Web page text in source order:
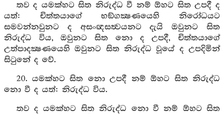
තව ද යමක්හට සිත නිරුද්ධ වී නම් ඕහට සිත උපදී ද
යත්: චිත්තයාගේ භඞ්ගක්‍ෂණයෙහි නිරෝධයට
සමවන්නවුනට ද අසංඥසත්‍වයනට දැයි ඔවුනට සිත
නිරුද්ධ විය, ඔවුනට සිත නො ද උපදී, චිත්තයාගේ
උත්පාදක්‍ෂණයෙහි ඔවුනට සිත නිරුද්ධ වූයේ ද උපදිමින්
සිටුනේ ද වේ.
20. යමක්හට සිත නො උපදී නම් ඕහට සිත නිරුද්ධ
නො වී ද යත්: නිරුද්ධ විය.
තව ද යමක්හට සිත නිරුද්ධ නො වී නම් ඕහට සිත